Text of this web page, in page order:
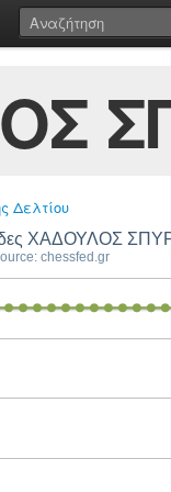
Δελτίου
ΧΑΔΟΥΛΟΣ
chessfed.gr